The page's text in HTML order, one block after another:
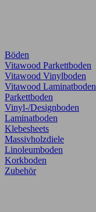
Böden
Vitawood Parkettboden
Vitawood Vinylboden
Vitawood Laminatboden
Parkettboden
Vinyl-/Designboden
Laminatboden
Klebesheets
Massivholzdiele
Linoleumboden
Korkboden
Zubehör